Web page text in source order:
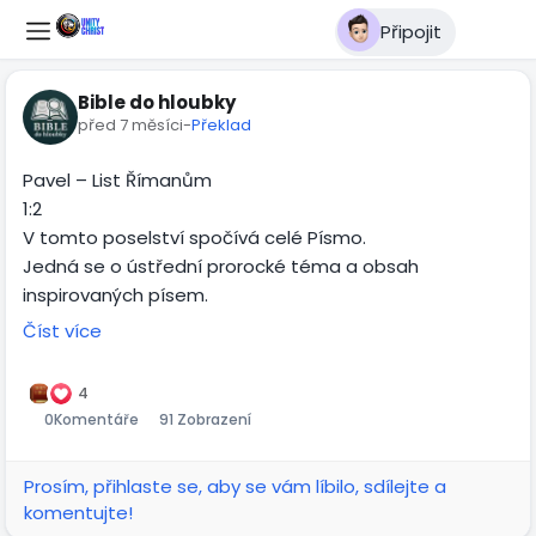
Připojit
Bible do hloubky
před 7 měsíci-Překlad
Pavel – List Římanům
1:2
V tomto poselství spočívá celé Písmo.
Jedná se o ústřední prorocké téma a obsah
inspirovaných písem.
Boží Syn má svůj přirozený původ v Davidově semeni.
Odpověděli mu:
„Syn Davidův.“
Číst více
4
0Komentáře 91 Zobrazení
Prosím, přihlaste se, aby se vám líbilo, sdílejte a
komentujte!